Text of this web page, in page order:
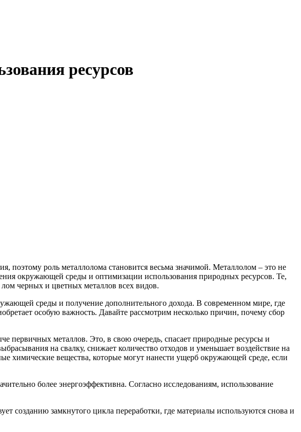
ресурсов
поэтому роль металлолома становится весьма значимой. Металлолом – это не
окружающей среды и оптимизации использования природных ресурсов. Те,
черных и цветных металлов всех видов.
среды и получение дополнительного дохода. В современном мире, где
особую важность. Давайте рассмотрим несколько причин, почему сбор
первичных металлов. Это, в свою очередь, спасает природные ресурсы и
на свалку, снижает количество отходов и уменьшает воздействие на
химические вещества, которые могут нанести ущерб окружающей среде, если
более энергоэффективна. Согласно исследованиям, использование
созданию замкнутого цикла переработки, где материалы используются снова и